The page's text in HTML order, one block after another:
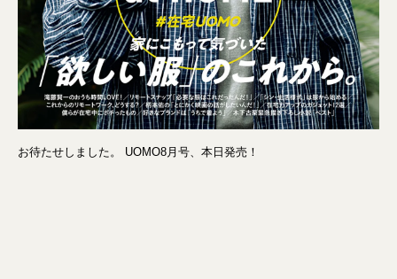
お待たせしました。 UOMO8月号、本日発売！